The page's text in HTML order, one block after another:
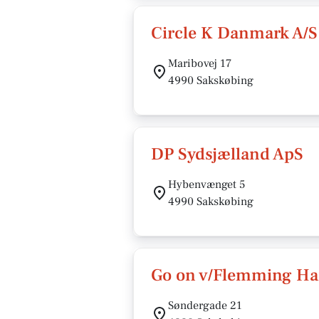
Circle K Danmark A/S
Maribovej 17
4990 Sakskøbing
DP Sydsjælland ApS
Hybenvænget 5
4990 Sakskøbing
Go on v/Flemming
Søndergade 21